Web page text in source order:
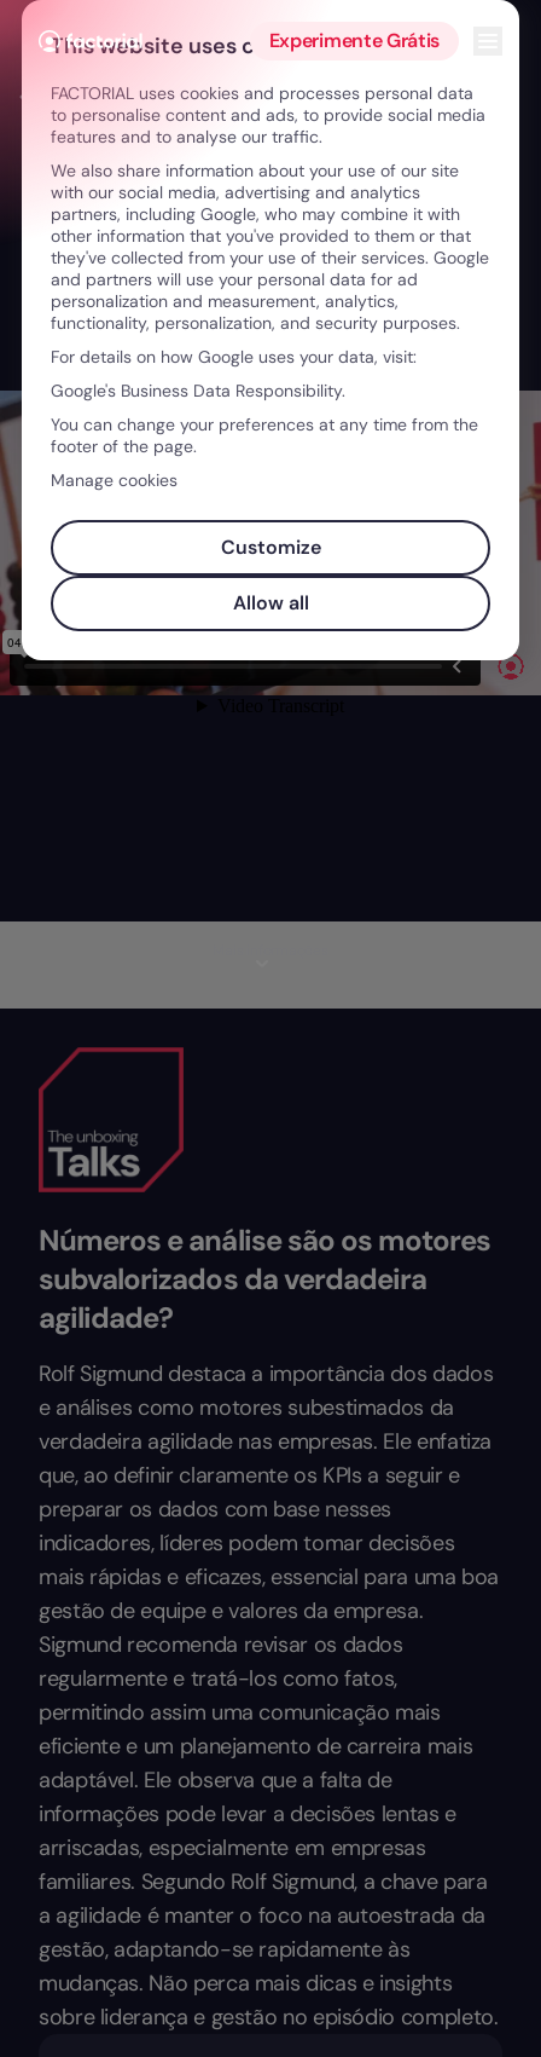
Ir para o conteúdo
Experimente Grátis
← Lasanha da liderança: paixão, cultura e feedback
Números e análise são os motores
subvalorizados da verdadeira
agilidade?
Rolf Sigmund destaca a importância dos dados
e análises como motores subestimados da
verdadeira agilidade nas empresas. Ele enfatiza
que, ao definir claramente os KPIs a seguir e
preparar os dados com base nesses
indicadores, líderes podem tomar decisões
mais rápidas e eficazes, essencial para uma boa
gestão de equipe e valores da empresa.
Sigmund recomenda revisar os dados
regularmente e tratá-los como fatos,
permitindo assim uma comunicação mais
eficiente e um planejamento de carreira mais
adaptável. Ele observa que a falta de
informações pode levar a decisões lentas e
arriscadas, especialmente em empresas
familiares. Segundo Rolf Sigmund, a chave para
a agilidade é manter o foco na autoestrada da
gestão, adaptando-se rapidamente às
mudanças. Não perca mais dicas e insights
sobre liderança e gestão no episódio completo.
This website uses cookies
FACTORIAL uses cookies and processes personal data
to personalise content and ads, to provide social media
features and to analyse our traffic.
We also share information about your use of our site
with our social media, advertising and analytics
partners, including Google, who may combine it with
other information that you've provided to them or that
they've collected from your use of their services. Google
and partners will use your personal data for ad
personalization and measurement, analytics,
functionality, personalization, and security purposes.
For details on how Google uses your data, visit:
Google's Business Data Responsibility.
You can change your preferences at any time from the
footer of the page.
Manage cookies
Customize
Allow all